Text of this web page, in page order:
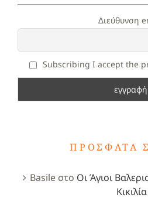
Διεύθυνση
Subscribing I accept the
ΠΡΌΣΦΑΤΑ
Basileστο Οι Άγιοι
Κικιλία